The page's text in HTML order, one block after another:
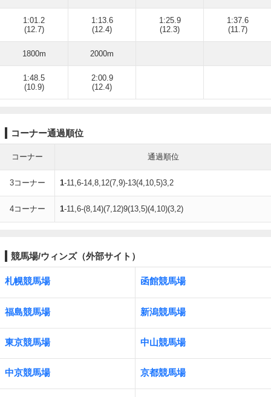
1:01.2
(12.7)
1:13.6
(12.4)
1:25.9
(12.3)
1:37.6
(11.7)
1800m 2000m
1:48.5
(10.9)
2:00.9
(12.4)
コーナー通過順位
コーナー 通過順位
3コーナー 1-11,6-14,8,12(7,9)-13(4,10,5)3,2
4コーナー 1-11,6-(8,14)(7,12)9(13,5)(4,10)(3,2)
競馬場/ウィンズ（外部サイト）
札幌競馬場 函館競馬場
福島競馬場 新潟競馬場
東京競馬場 中山競馬場
中京競馬場 京都競馬場